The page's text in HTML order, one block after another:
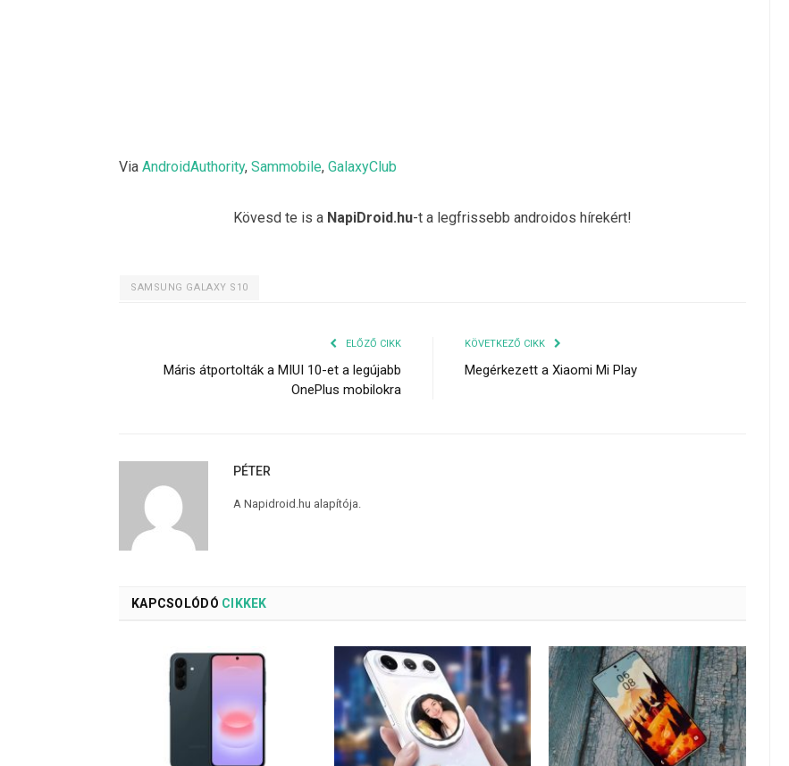
Via AndroidAuthority, Sammobile, GalaxyClub
Kövesd te is a NapiDroid.hu-t a legfrissebb androidos hírekért!
SAMSUNG GALAXY S10
ELŐZŐ CIKK
Máris átportolták a MIUI 10-et a legújabb
OnePlus mobilokra
KÖVETKEZŐ CIKK
Megérkezett a Xiaomi Mi Play
PÉTER
A Napidroid.hu alapítója.
KAPCSOLÓDÓ CIKKEK